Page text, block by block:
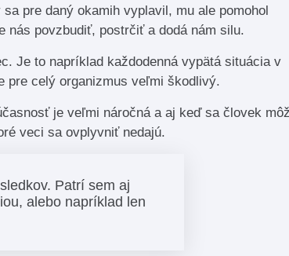
pre daný okamih vyplavil, mu ale pomohol
povzbudiť, postrčiť a dodá nám silu.
Je to napríklad každodenná vypätá situácia v
pre celý organizmus veľmi škodlivý.
je veľmi náročná a aj keď sa človek
veci sa ovplyvniť nedajú.
Patrí sem aj
alebo napríklad len